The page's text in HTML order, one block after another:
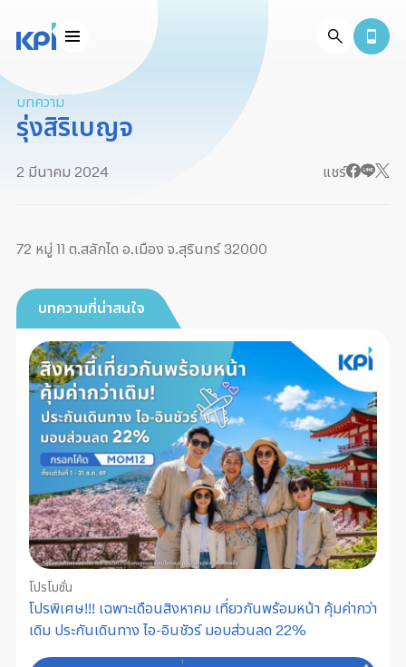
บทความ
รุ่งสิริเบญจ
2 มีนาคม 2024 แชร์
72 หมู่ 11 ต.สลักได อ.เมือง จ.สุรินทร์ 32000
บทความที่น่าสนใจ
โปรโมชั่น
โปรพิเศษ!!! เฉพาะเดือนสิงหาคม เที่ยวกันพร้อมหน้า คุ้มค่ากว่า
เดิม ประกันเดินทาง ไอ-อินชัวร์ มอบส่วนลด 22%